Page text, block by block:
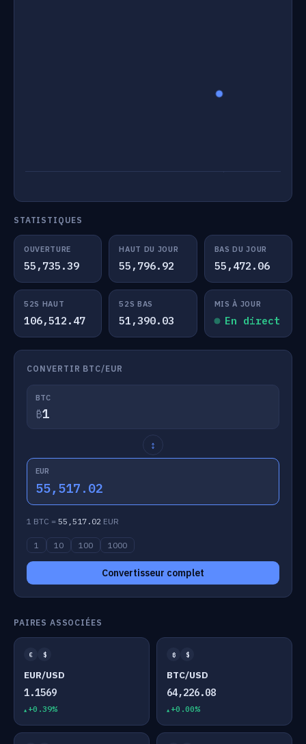
STATISTIQUES
OUVERTURE
55,735.39
HAUT DU JOUR
55,796.92
BAS DU JOUR
55,472.06
52S HAUT
106,512.47
52S BAS
51,390.03
MIS À JOUR
En direct
CONVERTIR BTC/EUR
BTC
₿
↕
EUR
55,517.02
1 BTC = 55,517.02 EUR
1 10 100 1000
Convertisseur complet
PAIRES ASSOCIÉES
€ $
EUR/USD
1.1569
+0.39%
₿ $
BTC/USD
64,226.08
+0.00%